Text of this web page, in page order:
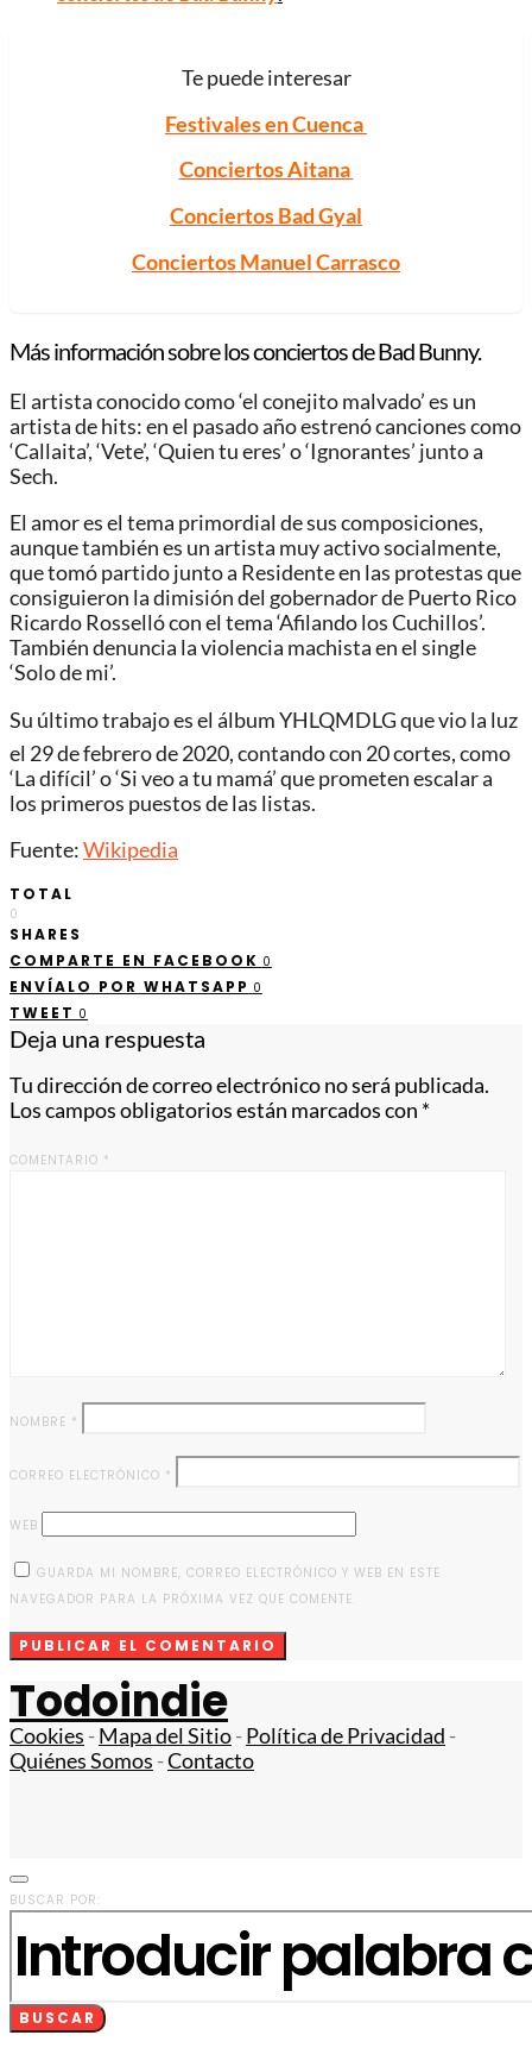
Te puede interesar
Festivales en Cuenca
Conciertos Aitana
Conciertos Bad Gyal
Conciertos Manuel Carrasco
Más información sobre los conciertos de Bad Bunny.
El artista conocido como ‘el conejito malvado’ es un
artista de hits: en el pasado año estrenó canciones como
‘Callaita’, ‘Vete’, ‘Quien tu eres’ o ‘Ignorantes’ junto a
Sech.
El amor es el tema primordial de sus composiciones,
aunque también es un artista muy activo socialmente,
que tomó partido junto a Residente en las protestas que
consiguieron la dimisión del gobernador de Puerto Rico
Ricardo Rosselló con el tema ‘Afilando los Cuchillos’.
También denuncia la violencia machista en el single
‘Solo de mi’.
Su último trabajo es el álbum YHLQMDLG que vio la luz
el 29 de febrero de 2020, contando con 20 cortes, como
‘La difícil’ o ‘Si veo a tu mamá’ que prometen escalar a
los primeros puestos de las listas.
Fuente:Wikipedia
TOTAL
0
SHARES
COMPARTE EN FACEBOOK 0
ENVÍALO POR WHATSAPP 0
TWEET 0
Deja una respuesta
Tu dirección de correo electrónico no será publicada.
Los campos obligatorios están marcados con *
COMENTARIO *
NOMBRE *
CORREO ELECTRÓNICO *
WEB
GUARDA MI NOMBRE, CORREO ELECTRÓNICO Y WEB EN ESTE
NAVEGADOR PARA LA PRÓXIMA VEZ QUE COMENTE.
Todoindie
Cookies -Mapa del Sitio-Política de Privacidad -
Quiénes Somos -Contacto
BUSCAR POR:
BUSCAR